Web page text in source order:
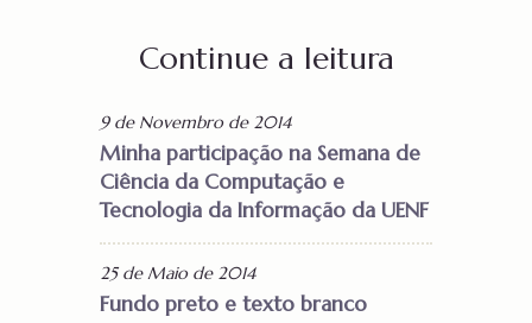
Continue a leitura
9 de Novembro de 2014
Minha participação na Semana de
Ciência da Computação e
Tecnologia da Informação da UENF
25 de Maio de 2014
Fundo preto e texto branco